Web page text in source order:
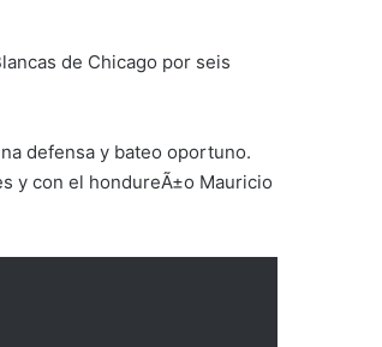
de Chicago por seis
defensa y bateo oportuno.
y con el hondureÃ±o Mauricio